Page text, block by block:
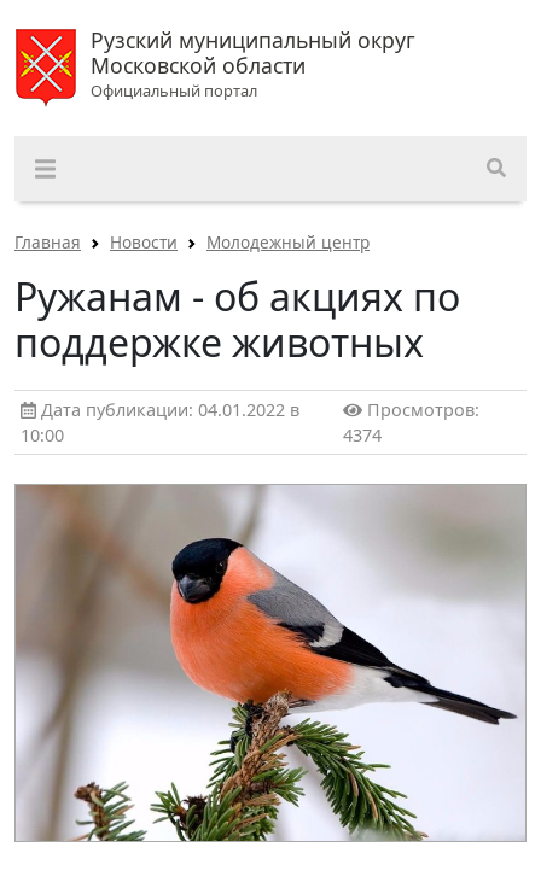
Рузский муниципальный округ
Московской области
Официальный портал
Главная Новости Молодежный центр
Ружанам - об акциях по
поддержке животных
Дата публикации: 04.01.2022 в
10:00
Просмотров:
4374